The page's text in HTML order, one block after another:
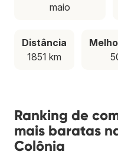
maio
Distância
1851 km
Ranking de
mais baratas
Colônia